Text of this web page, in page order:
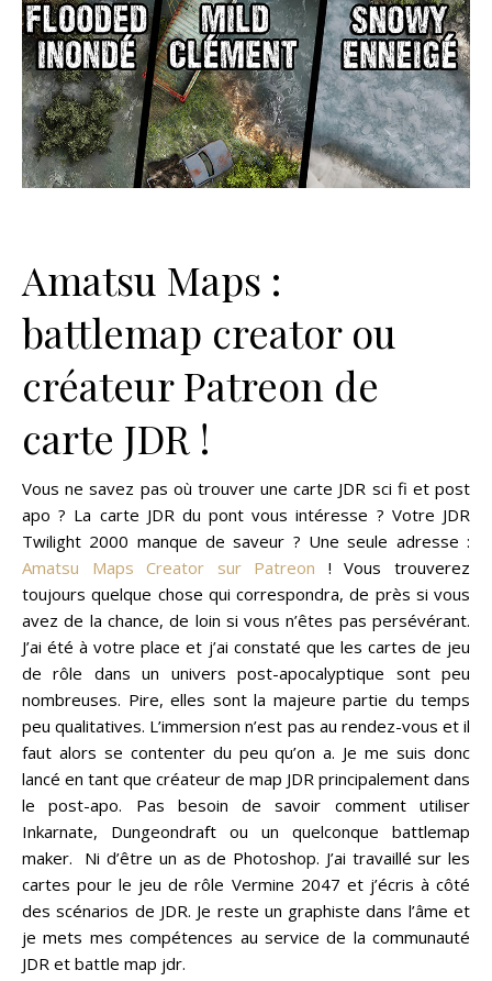
Amatsu Maps :
battlemap creator ou
créateur Patreon de
carte JDR !
Vous ne savez pas où trouver une carte JDR sci fi et post
apo ? La carte JDR du pont vous intéresse ? Votre JDR
Twilight 2000 manque de saveur ? Une seule adresse :
Amatsu Maps Creator sur Patreon ! Vous trouverez
toujours quelque chose qui correspondra, de près si vous
avez de la chance, de loin si vous n’êtes pas persévérant.
J’ai été à votre place et j’ai constaté que les cartes de jeu
de rôle dans un univers post-apocalyptique sont peu
nombreuses. Pire, elles sont la majeure partie du temps
peu qualitatives. L’immersion n’est pas au rendez-vous et il
faut alors se contenter du peu qu’on a. Je me suis donc
lancé en tant que créateur de map JDR principalement dans
le post-apo. Pas besoin de savoir comment utiliser
Inkarnate, Dungeondraft ou un quelconque battlemap
maker. Ni d’être un as de Photoshop. J’ai travaillé sur les
cartes pour le jeu de rôle Vermine 2047 et j’écris à côté
des scénarios de JDR. Je reste un graphiste dans l’âme et
je mets mes compétences au service de la communauté
JDR et battle map jdr.